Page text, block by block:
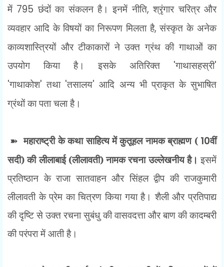
में 795 छंदों का संकलन है। इनमें नीति,श्रृंगार चरित्र और
व्यवहार आदि के विषयों का निरूपण मिलता है,संस्कृत के अनेक
काव्यशास्त्रियों और टीकाकारों ने उक्त ग्रंथ की गाथाओं का
उपयोग किया है। इसके अतिरिक्त 'गाथासहस्री'
'गाथाकोश'तथा 'तसालय'आदि अन्य भी प्राकृत के सुभाषित
ग्रंथों का पता चला है।
➽महाराष्ट्री के कथा साहित्य में कुतूहल नामक ब्राह्मण ( 10वीं
सदी) की लीलाबाई (लीलावती) नामक रचना उल्लेखनीय है। इसमें
प्रतिष्ठान के राजा सातवाहन और सिंहल द्वीप की राजकुमारी
लीलावती के प्रेम का चित्रण किया गया है। शैली और प्रतिपाद्य
की दृष्टि से उक्त रचना सुबंधु की वासवदत्ता और बाण की कादम्बरी
की परंपरा में आती है।